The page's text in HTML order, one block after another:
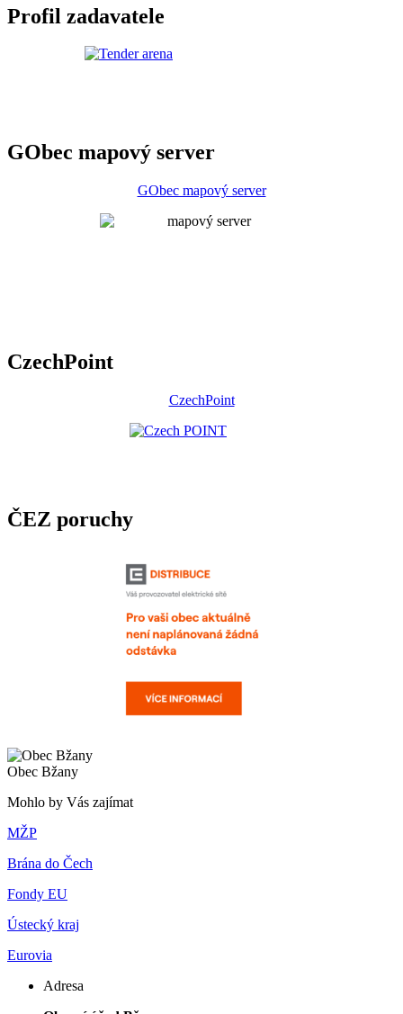
Profil zadavatele
GObec mapový server
GObec mapový server
CzechPoint
CzechPoint
ČEZ poruchy
Obec Bžany
Mohlo by Vás zajímat
MŽP
Brána do Čech
Fondy EU
Ústecký kraj
Eurovia
Adresa